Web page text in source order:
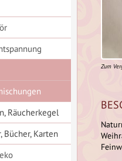
Zum
Räucherkegel
Bücher, Karten